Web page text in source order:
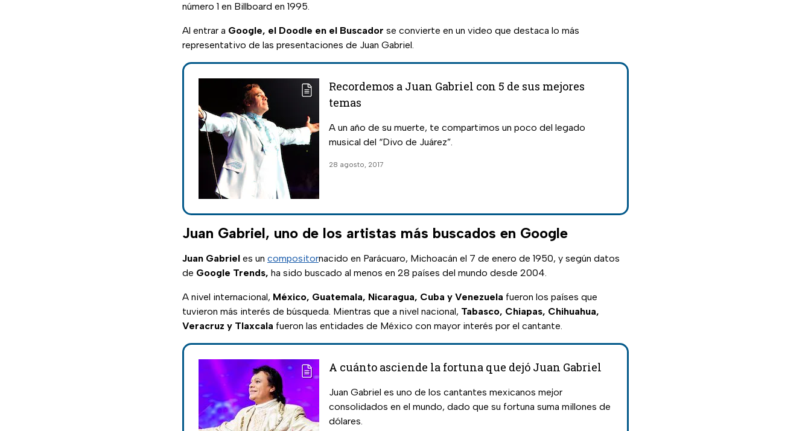
número 1 en Billboard en 1995.
Al entrar a Google, el Doodle en el Buscador se convierte en un video que destaca lo más
representativo de las presentaciones de Juan Gabriel.
Recordemos a Juan Gabriel con 5 de sus mejores
temas
A un año de su muerte, te compartimos un poco del legado
musical del “Divo de Juárez”.
28 agosto, 2017
Juan Gabriel, uno de los artistas más buscados en Google
Juan Gabriel es un compositornacido en Parácuaro, Michoacán el 7 de enero de 1950, y según datos
de Google Trends, ha sido buscado al menos en 28 países del mundo desde 2004.
A nivel internacional, México, Guatemala, Nicaragua, Cuba y Venezuela fueron los países que
tuvieron más interés de búsqueda. Mientras que a nivel nacional, Tabasco, Chiapas, Chihuahua,
Veracruz y Tlaxcala fueron las entidades de México con mayor interés por el cantante.
A cuánto asciende la fortuna que dejó Juan Gabriel
Juan Gabriel es uno de los cantantes mexicanos mejor
consolidados en el mundo, dado que su fortuna suma millones de
dólares.